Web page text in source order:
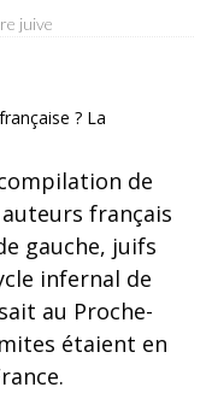
juive
? La
de
français
gauche, juifs
infernal de
au Proche-
étaient en